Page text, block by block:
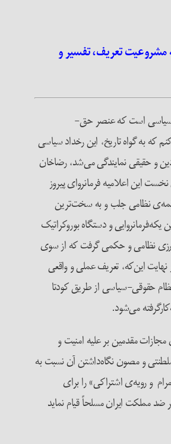
تعریف، تفسیر و
ایران، کودتای سوم اسفند ۱۲۹۹ یکی از شناخته‌ترین نمونه‌های سیاسی است که عنصر حق‌-
نظامی ۱۲۹۹ بپردازم، در این‌جا به این نکته بسنده می‌کنم که به گواه تاریخ، این رخداد سیاسی
یکه‌فرمانروایی به‌طور نمادین و حقیقی نمایندگی می‌شد، رضاخان
این اعلامیه فرمانروای پیروز
نظامی جلب و به‌ سخت‌ترین
و دستگاه بوروکراتیک
نظامی و حکمی گرفت که از سوی
این‌که، تعریف عملی و واقعی
حقوقی-سیاسی از طریق کودتا
می‌شود.
دولتی، ارتش نوین و دربار در ایران شکل گرفت و گسترش یافت (آبراهامیان، ۱۹۸۲، ۱۳۶). در خردادماه ۱۳۱۰، «قانون مجازات مقدمین بر علیه امنیت و
و مصون نگاه‌داشتن آن نسبت به
و رویه‌ی اشتراکی» را برای
مملکت ایران مسلحاً قیام نماید